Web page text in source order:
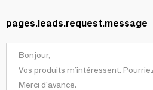
pages.leads.request.message